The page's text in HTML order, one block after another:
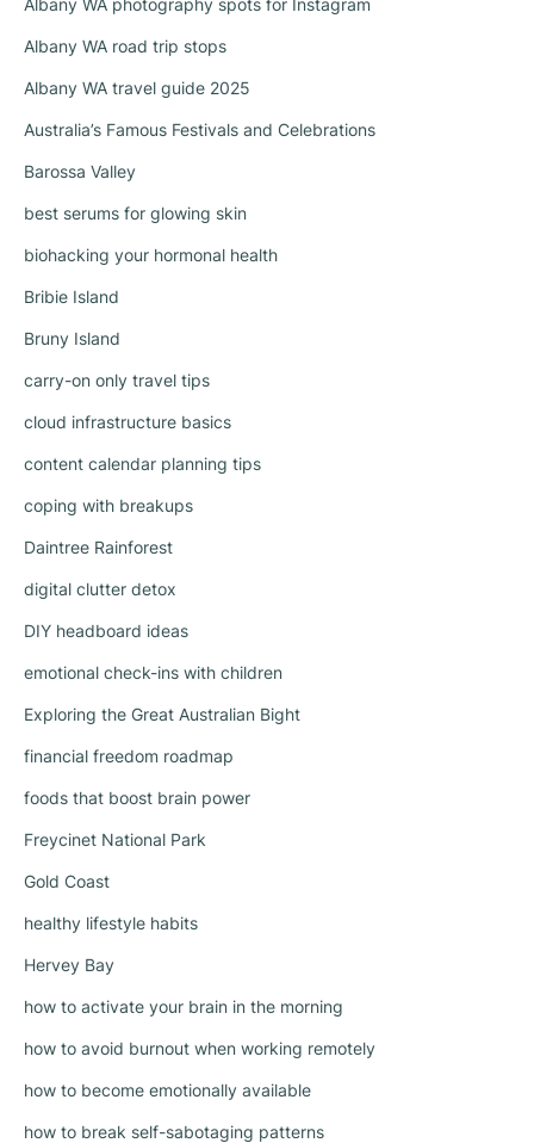
Albany WA road trip stops
Albany WA travel guide 2025
Australia’s Famous Festivals and Celebrations
Barossa Valley
best serums for glowing skin
biohacking your hormonal health
Bribie Island
Bruny Island
carry-on only travel tips
cloud infrastructure basics
content calendar planning tips
coping with breakups
Daintree Rainforest
digital clutter detox
DIY headboard ideas
emotional check-ins with children
Exploring the Great Australian Bight
financial freedom roadmap
foods that boost brain power
Freycinet National Park
Gold Coast
healthy lifestyle habits
Hervey Bay
how to activate your brain in the morning
how to avoid burnout when working remotely
how to become emotionally available
how to break self-sabotaging patterns